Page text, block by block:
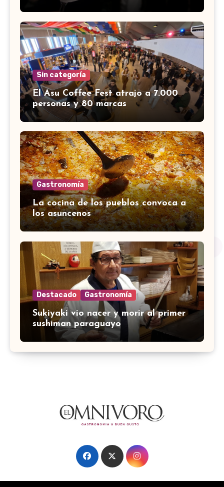
Sin categoría
El Asu Coffee Fest atrajo a 7.000
personas y 80 marcas
Gastronomía
La cocina de los pueblos convoca a
los asuncenos
Destacado Gastronomía
Sukiyaki vio nacer y morir al primer
sushiman paraguayo